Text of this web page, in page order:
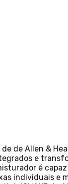
de Allen &
e
é
individuais e